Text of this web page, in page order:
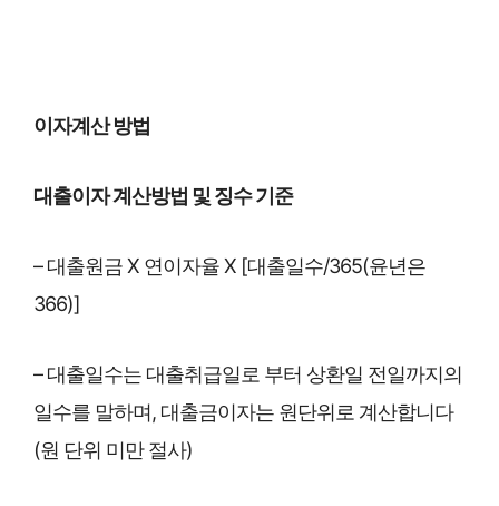
이자계산 방법
대출이자 계산방법 및 징수 기준
– 대출원금 X 연이자율 X [대출일수/365(윤년은
366)]
– 대출일수는 대출취급일로 부터 상환일 전일까지의
일수를 말하며, 대출금이자는 원단위로 계산합니다
(원 단위 미만 절사)